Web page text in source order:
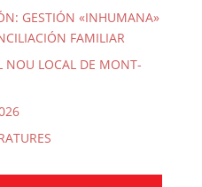
GESTIÓN «INHUMANA»
FAMILIAR
NOU LOCAL DE MONT-